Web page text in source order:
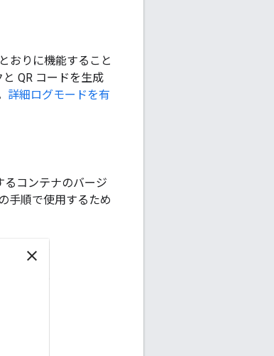
おりに機能すること
QR コードを生成
詳細ログモードを有
るコンテナのバージ
手順で使用するため